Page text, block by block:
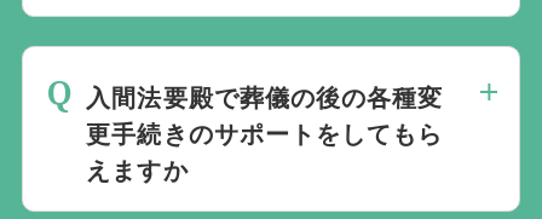
は斎場を熟知しておりますので、ご不安な
点がありましたらお気軽にご相談くださ
い。
要望にお応えしております。
入間法要殿で葬儀の後の各種変
更手続きのサポートをしてもら
えますか